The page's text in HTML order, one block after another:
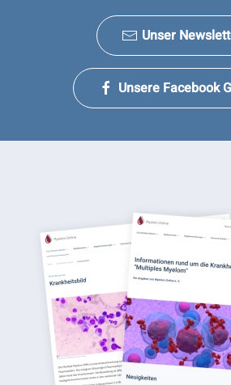
Unser
Unsere Facebook